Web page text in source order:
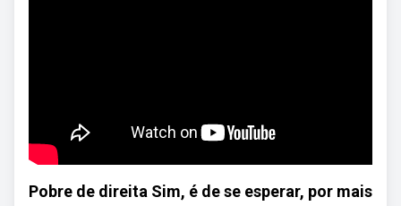
Pobre de direita Sim, é de se esperar, por mais